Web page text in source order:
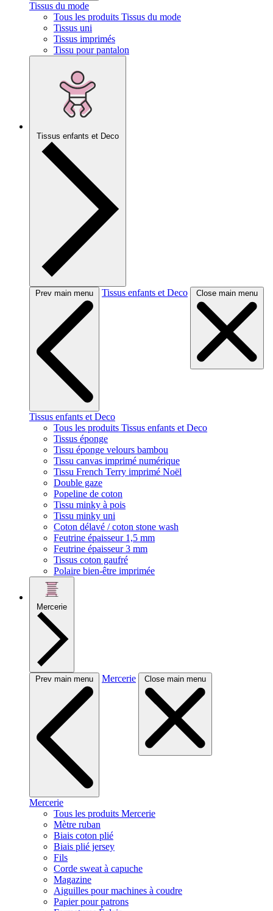
Tissus du mode
Tous les produits Tissus du mode
Tissus uni
Tissus imprimés
Tissu pour pantalon
Tissus enfants et Deco
Prev main menu Tissus enfants et Deco Close main menu
Tissus enfants et Deco
Tous les produits Tissus enfants et Deco
Tissus éponge
Tissu éponge velours bambou
Tissu canvas imprimé numérique
Tissu French Terry imprimé Noël
Double gaze
Popeline de coton
Tissu minky à pois
Tissu minky uni
Coton délavé / coton stone wash
Feutrine épaisseur 1,5 mm
Feutrine épaisseur 3 mm
Tissus coton gaufré
Polaire bien-être imprimée
Mercerie
Prev main menu Mercerie Close main menu
Mercerie
Tous les produits Mercerie
Mètre ruban
Biais coton plié
Biais plié jersey
Fils
Corde sweat à capuche
Magazine
Aiguilles pour machines à coudre
Papier pour patrons